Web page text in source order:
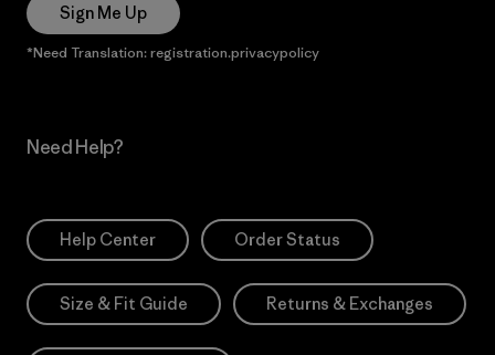
Sign Me Up
*Need Translation: registration.privacypolicy
Need Help?
Help Center Order Status
Size & Fit Guide Returns & Exchanges